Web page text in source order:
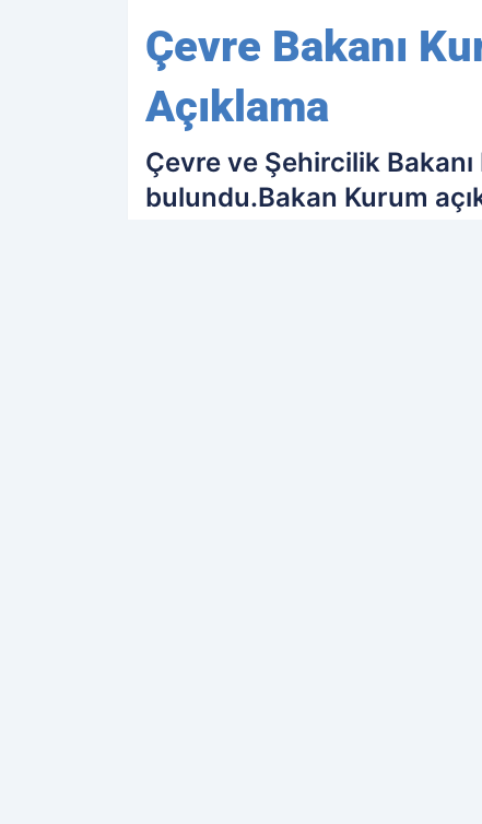
Çevre Bakanı
Açıklama
Çevre ve Şehircilik
bulundu.Bakan Kurum